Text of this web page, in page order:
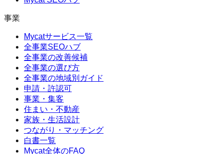
事業
Mycatサービス一覧
全事業SEOハブ
全事業の改善候補
全事業の選び方
全事業の地域別ガイド
申請・許認可
事業・集客
住まい・不動産
家族・生活設計
つながり・マッチング
白書一覧
Mycat全体のFAQ